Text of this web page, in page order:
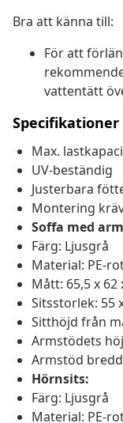
Bra att känna till:
För att
vattentätt
Specifikationer
Max.
UV-beständig
Justerbara
Montering
Soffa med
Färg: Ljusgrå
Material: PE-
Mått: 65,5 x 62
Sitsstorlek: 55
Sitthöjd från
Armstödets
Armstöd
Hörnsits:
Färg: Ljusgrå
Material: PE-